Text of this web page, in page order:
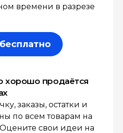
времени в разрезе
хорошо продаётся
заказы, остатки и
по всем товарам на
свои идеи на